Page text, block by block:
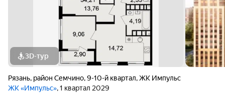
3D-тур
Рязань, район Семчино,9-10-й квартал,ЖК Импульс
ЖК «Импульс», 1 квартал 2029